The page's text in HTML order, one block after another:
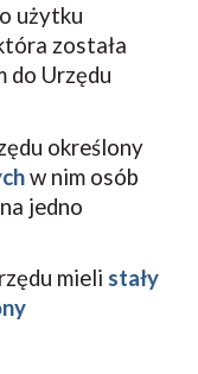
została
do Urzędu
określony
w nim osób
jedno
mieli stały